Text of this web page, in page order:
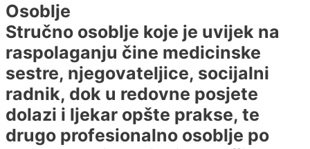
Osoblje
Stručno osoblje koje je uvijek na
raspolaganju čine medicinske
sestre, njegovateljice, socijalni
radnik, dok u redovne posjete
dolazi i ljekar opšte prakse, te
drugo profesionalno osoblje po